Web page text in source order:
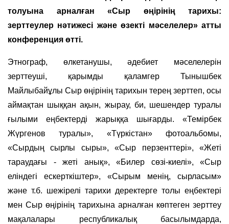
толуына арналған «Сыр өңірінің тарихы:
зерттеулер нәтижесі және өзекті мәселелер» атты
конференция өтті.
Этнограф, өлкетанушы, әдебиет мәселелерін
зерттеуші, қарымды қаламгер Тынышбек
Майлыбайұлы Сыр өңірінің тарихын терең зерттеп, осы
аймақтан шыққан ақын, жырау, би, шешендер туралы
ғылыми еңбектерді жарыққа шығарды. «Темірбек
Жүргенов туралы», «Түркістан» фотоальбомы,
«Сырдың сырлы сыры», «Сыр перзенттері», «Жеті
тараудағы - жеті анық», «Билер сөзі-киелі», «Сыр
еліндегі ескерткіштер», «Сырым менің, сырласым»
және т.б. шежірелі тарихи деректерге толы еңбектері
мен Сыр өңірінің тарихына арналған көптеген зерттеу
мақалалары республикалық басылымдарда,